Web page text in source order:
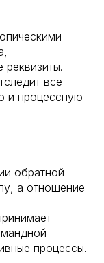
все
и процессную
обратной
а отношение
процессы.